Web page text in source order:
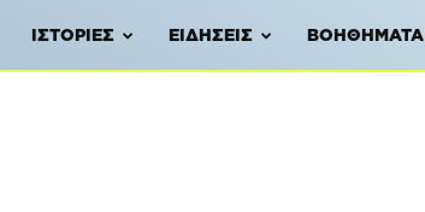
ΙΣΤΟΡΊΕΣ ΕΙΔΉΣΕΙΣ ΒΟΗΘΉΜΑΤΑ